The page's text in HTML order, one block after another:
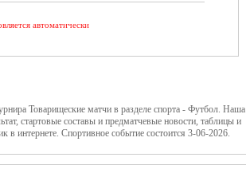
автоматически
Товарищеские матчи в разделе спорта - Футбол. Наша
стартовые составы и предматчевые новости, таблицы и
интернете. Спортивное событие состоится 3-06-2026.